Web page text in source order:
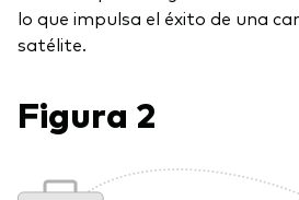
lo que impulsa el éxito de una
satélite.
Figura 2